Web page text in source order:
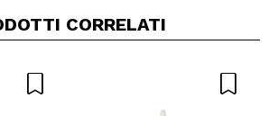
5/5
INVIA
CORRELATI